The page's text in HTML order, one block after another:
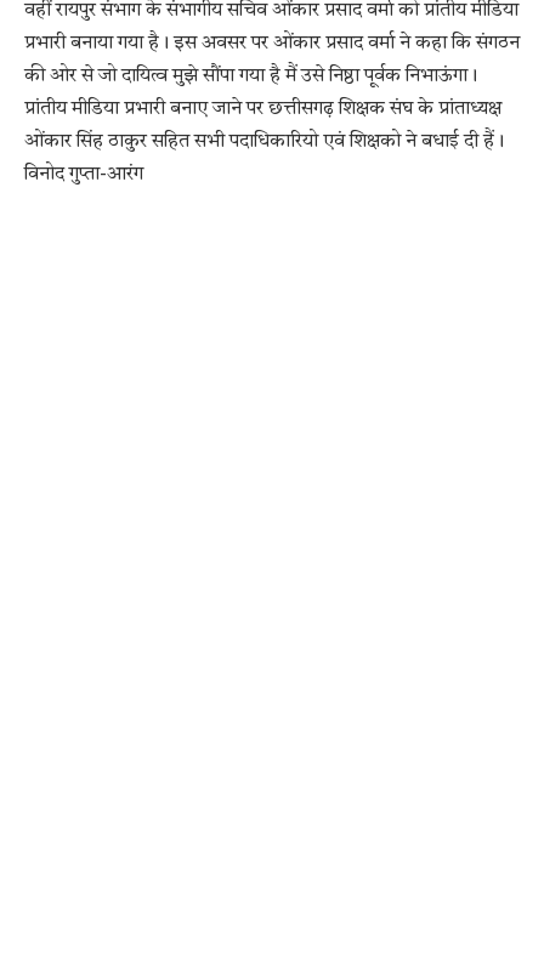
वहीं रायपुर संभाग के संभागीय सचिव ओंकार प्रसाद वर्मा को प्रांतीय मीडिया
प्रभारी बनाया गया है। इस अवसर पर ओंकार प्रसाद वर्मा ने कहा कि संगठन
की ओर से जो दायित्व मुझे सौंपा गया है मैं उसे निष्ठा पूर्वक निभाऊंगा।
प्रांतीय मीडिया प्रभारी बनाए जाने पर छत्तीसगढ़ शिक्षक संघ के प्रांताध्यक्ष
ओंकार सिंह ठाकुर सहित सभी पदाधिकारियो एवं शिक्षको ने बधाई दी हैं।
विनोद गुप्ता-आरंग